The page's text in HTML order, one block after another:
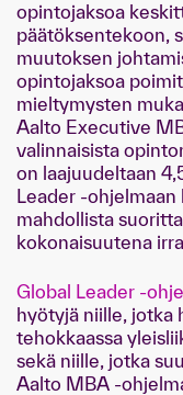
opintojaksoa
päätöksentekoon,
muutoksen
opintojaksoa
mieltymysten
Aalto Executive
valinnaisista
on laajuudeltaan
Leader -
mahdollista
kokonaisuutena
Global Leader -
hyötyjä niille, jotka
tehokkaassa
sekä niille, jotka
Aalto MBA -